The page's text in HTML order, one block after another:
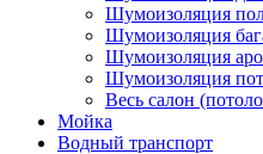
Шумоизоляция
Шумоизоляция
Шумоизоляция
Шумоизоляция
Весь салон
Мойка
Водный транспорт